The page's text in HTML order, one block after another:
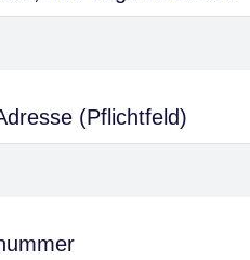
(Pflichtfeld)